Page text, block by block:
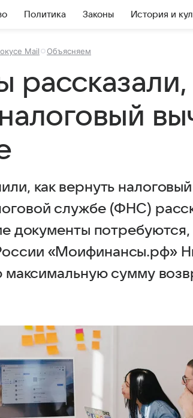
Политика Законы История и
Mail Объясняем
рассказали,
как вернуть
службе (ФНС)
документы
«Моифинансы.рф»
максимальную сумму